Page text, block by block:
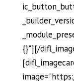
{}"][/